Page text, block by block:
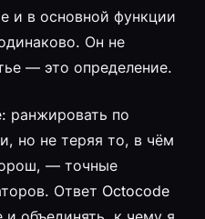
и в основной функции
Он не
— это определение.
ранжировать по
но не теряя то, в чём
— точные
Ответ Octocode